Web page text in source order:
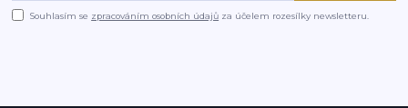
Souhlasím se zpracováním osobních údajů za účelem rozesílky newsletteru.